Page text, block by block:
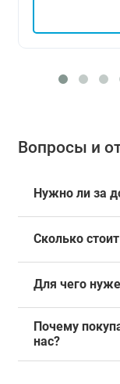
Вопросы и
Нужно ли за
Сколько
Для чего
Почему
нас?